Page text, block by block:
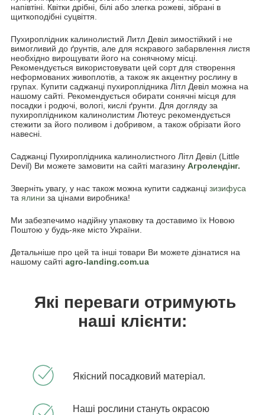
напівтіні. Квітки дрібні, білі або злегка рожеві, зібрані в
щиткоподібні суцвіття.
Пухироплідник калинолистий Литл Девіл зимостійкий і не
вимогливий до ґрунтів, але для яскравого забарвлення листя
необхідно вирощувати його на сонячному місці.
Рекомендується використовувати цей сорт для створення
неформованих живоплотів, а також як акцентну рослину в
групах. Купити саджанці пухироплідника Літл Девіл можна на
нашому сайті. Рекомендується обирати сонячні місця для
посадки і родючі, вологі, кислі ґрунти. Для догляду за
пухироплідником калинолистим Лютеус рекомендується
стежити за його поливом і добривом, а також обрізати його
навесні.
Саджанці Пухироплідника калинолистного Літл Девіл (Little
Devil) Ви можете замовити на сайті магазину Агролендінг.
Зверніть увагу, у нас також можна купити саджанці зизифуса
та ялини за цінами виробника!
Ми забезпечимо надійну упаковку та доставимо їх Новою
Поштою у будь-яке місто України.
Детальніше про цей та інші товари Ви можете дізнатися на
нашому сайті agro-landing.com.ua
Які переваги отримують
наші клієнти:
Якісний посадковий матеріал.
Наші рослини стануть окрасою